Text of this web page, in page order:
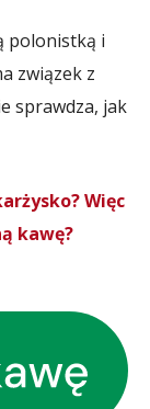
polonistką i
związek z
sprawdza, jak
Więc
kawę?